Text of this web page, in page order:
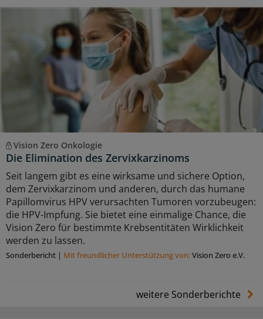
Vision Zero Onkologie
Die Elimination des Zervixkarzinoms
Seit langem gibt es eine wirksame und sichere Option,
dem Zervixkarzinom und anderen, durch das humane
Papillomvirus HPV verursachten Tumoren vorzubeugen:
die HPV-Impfung. Sie bietet eine einmalige Chance, die
Vision Zero für bestimmte Krebsentitäten Wirklichkeit
werden zu lassen.
Sonderbericht | Mit freundlicher Unterstützung von:Vision Zero e.V.
weitere Sonderberichte